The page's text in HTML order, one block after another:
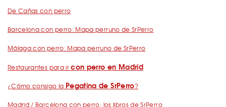
De Cañas con perro
Barcelona con perro: Mapa perruno de SrPerro
Málaga con perro: Mapa perruno de SrPerro
Restaurantes para ircon perro en Madrid
¿Cómo consigo la Pegatina de SrPerro?
Madrid / Barcelona con perro: los libros de SrPerro